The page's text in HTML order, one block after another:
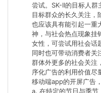
尝试。SK-II的目标人
目标群众的长久关注，
也应该具有能引起一重
神，与社会热点现象挂
女性，可尝试用社会话
同时也可带动消费者关
群体外更多的社会关注
序化广告的利用价值尽
移动端app的开屏广告
a. 在特定的节日与季